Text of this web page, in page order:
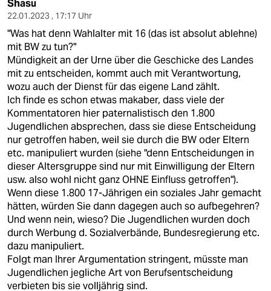
Shasu
22.01.2023 , 17:17 Uhr
"Was hat denn Wahlalter mit 16 (das ist absolut ablehne)
mit BW zu tun?"
Mündigkeit an der Urne über die Geschicke des Landes
mit zu entscheiden, kommt auch mit Verantwortung,
wozu auch der Dienst für das eigene Land zählt.
Ich finde es schon etwas makaber, dass viele der
Kommentatoren hier paternalistisch den 1.800
Jugendlichen absprechen, dass sie diese Entscheidung
nur getroffen haben, weil sie durch die BW oder Eltern
etc. manipuliert wurden (siehe "denn Entscheidungen in
dieser Altersgruppe sind nur mit Einwilligung der Eltern
usw. also wohl nicht ganz OHNE Einfluss getroffen").
Wenn diese 1.800 17-Jährigen ein soziales Jahr gemacht
hätten, würden Sie dann dagegen auch so aufbegehren?
Und wenn nein, wieso? Die Jugendlichen wurden doch
durch Werbung d. Sozialverbände, Bundesregierung etc.
dazu manipuliert.
Folgt man Ihrer Argumentation stringent, müsste man
Jugendlichen jegliche Art von Berufsentscheidung
verbieten bis sie volljährig sind.